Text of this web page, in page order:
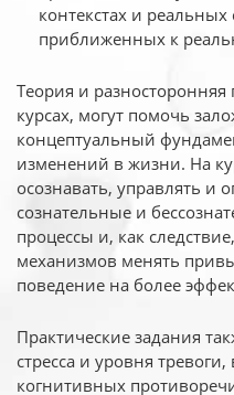
контекстах и
приближенных к
Теория и
курсах, могут помочь
концептуальный
изменений в жизни. На
осознавать, управлять и
сознательные и
процессы и, как
механизмов менять
поведение на более
Практические задания
стресса и уровня
когнитивных